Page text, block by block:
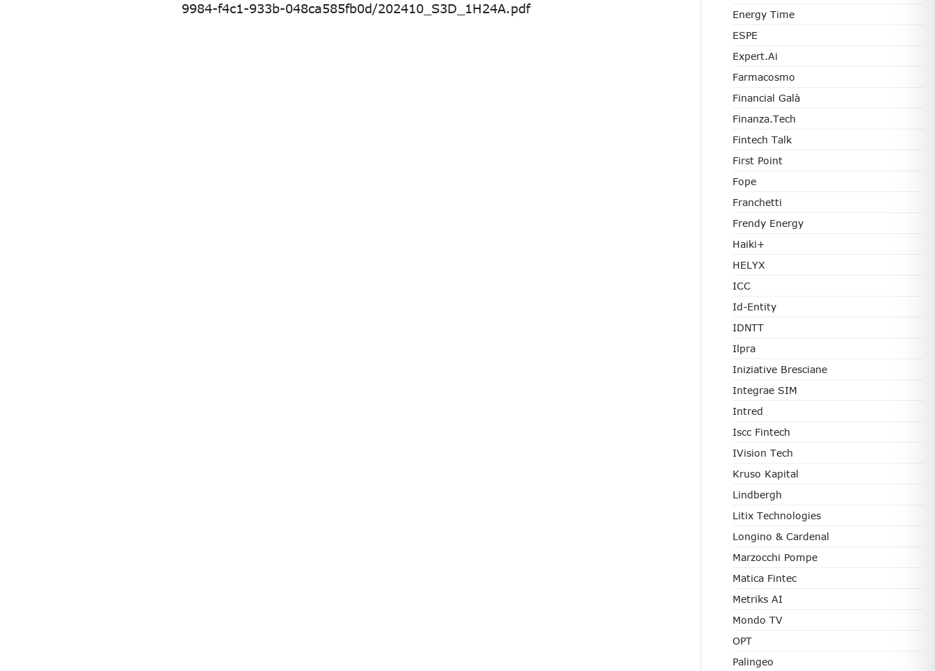
9984-f4c1-933b-048ca585fb0d/202410_S3D_1H24A.pdf
Energy Time
ESPE
Expert.ai
Farmacosmo
Financial Galà
Finanza.tech
Fintech Talk
First Point
Fope
Franchetti
Frendy Energy
Haiki+
HELYX
ICC
Id-Entity
IDNTT
Ilpra
Iniziative Bresciane
Integrae SIM
Intred
Iscc Fintech
IVision Tech
Kruso Kapital
Lindbergh
Litix Technologies
Longino & Cardenal
Marzocchi Pompe
Matica Fintec
Metriks AI
Mondo TV
OPT
Palingeo